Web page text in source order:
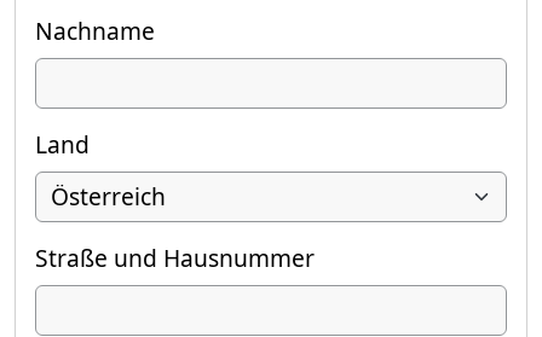
Nachname
Land
Straße und Hausnummer